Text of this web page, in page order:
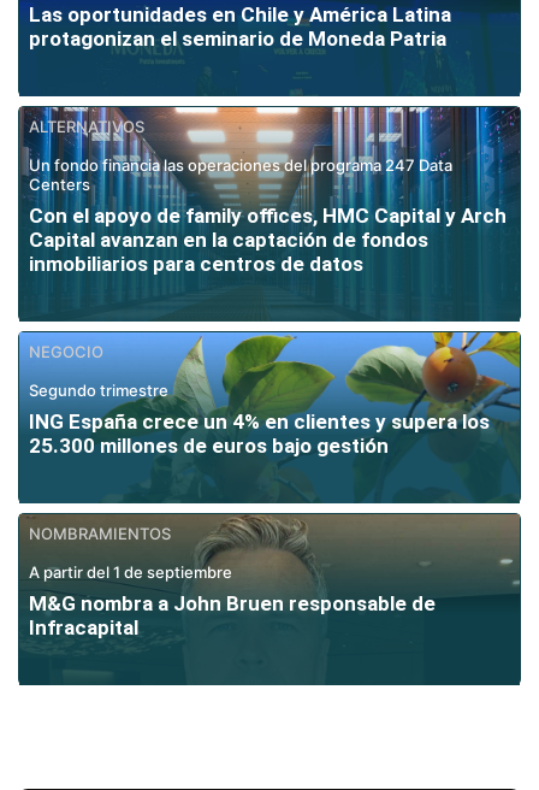
Las oportunidades en Chile y América Latina
protagonizan el seminario de Moneda Patria
ALTERNATIVOS
Un fondo financia las operaciones del programa 247 Data
Centers
Con el apoyo de family offices, HMC Capital y Arch
Capital avanzan en la captación de fondos
inmobiliarios para centros de datos
NEGOCIO
Segundo trimestre
ING España crece un 4% en clientes y supera los
25.300 millones de euros bajo gestión
NOMBRAMIENTOS
A partir del 1 de septiembre
M&G nombra a John Bruen responsable de
Infracapital